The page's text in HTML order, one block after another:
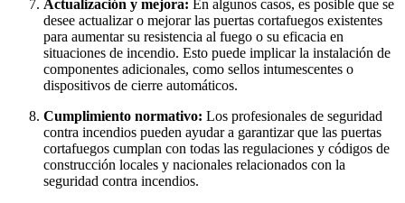
Actualización y mejora: En algunos casos, es posible que se
desee actualizar o mejorar las puertas cortafuegos existentes
para aumentar su resistencia al fuego o su eficacia en
situaciones de incendio. Esto puede implicar la instalación de
componentes adicionales, como sellos intumescentes o
dispositivos de cierre automáticos.
Cumplimiento normativo: Los profesionales de seguridad
contra incendios pueden ayudar a garantizar que las puertas
cortafuegos cumplan con todas las regulaciones y códigos de
construcción locales y nacionales relacionados con la
seguridad contra incendios.